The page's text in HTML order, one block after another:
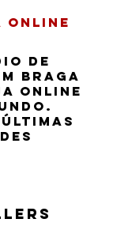
online
de
Braga
online